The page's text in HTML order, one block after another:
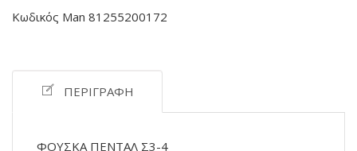
Κωδικός Man 81255200172
ΠΕΡΙΓΡΑΦΉ
ΦΟΥΣΚΑ ΠΕΝΤΑΛ Σ3-4